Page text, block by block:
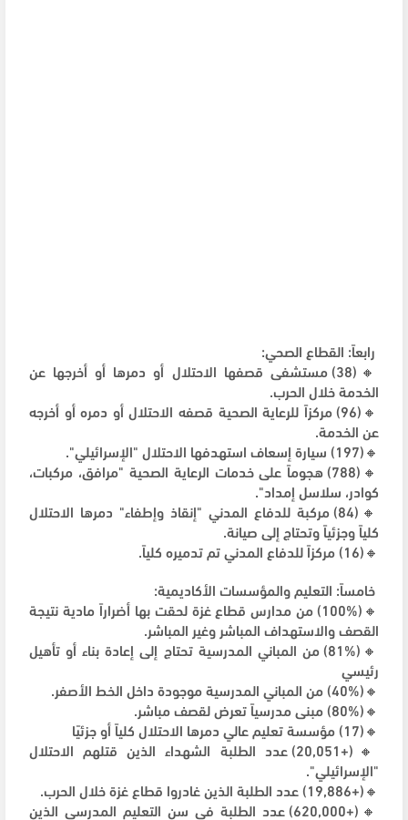
رابعاً: القطاع الصحي:
🔸(38) مستشفى قصفها الاحتلال أو دمرها أو أخرجها عن
الخدمة خلال الحرب.
🔸(96) مركزاً للرعاية الصحية قصفه الاحتلال أو دمره أو أخرجه
عن الخدمة.
🔸(197) سيارة إسعاف استهدفها الاحتلال "الإسرائيلي".
🔸(788) هجوماً على خدمات الرعاية الصحية "مرافق، مركبات،
كوادر، سلاسل إمداد".
🔸(84) مركبة للدفاع المدني "إنقاذ وإطفاء" دمرها الاحتلال
كلياً وجزئياً وتحتاج إلى صيانة.
🔸(16) مركزاً للدفاع المدني تم تدميره كلياً.
خامساً: التعليم والمؤسسات الأكاديمية:
🔸(100%) من مدارس قطاع غزة لحقت بها أضراراً مادية نتيجة
القصف والاستهداف المباشر وغير المباشر.
🔸(81%) من المباني المدرسية تحتاج إلى إعادة بناء أو تأهيل
رئيسي
🔸(40%) من المباني المدرسية موجودة داخل الخط الأصفر.
🔸(80%) مبنى مدرسياً تعرض لقصف مباشر.
🔸(17) مؤسسة تعليم عالي دمرها الاحتلال كلياً أو جزئيًا
🔸(+20,051) عدد الطلبة الشهداء الذين قتلهم الاحتلال
"الإسرائيلي".
🔸(+19,886) عدد الطلبة الذين غادروا قطاع غزة خلال الحرب.
🔸(+620,000) عدد الطلبة في سن التعليم المدرسي الذين